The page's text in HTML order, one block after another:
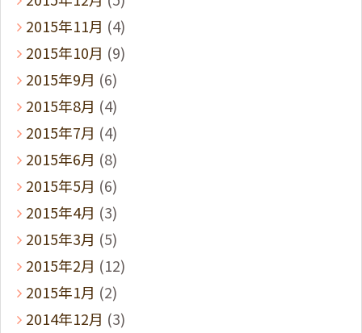
2015年11月 (4)
2015年10月 (9)
2015年9月 (6)
2015年8月 (4)
2015年7月 (4)
2015年6月 (8)
2015年5月 (6)
2015年4月 (3)
2015年3月 (5)
2015年2月 (12)
2015年1月 (2)
2014年12月 (3)